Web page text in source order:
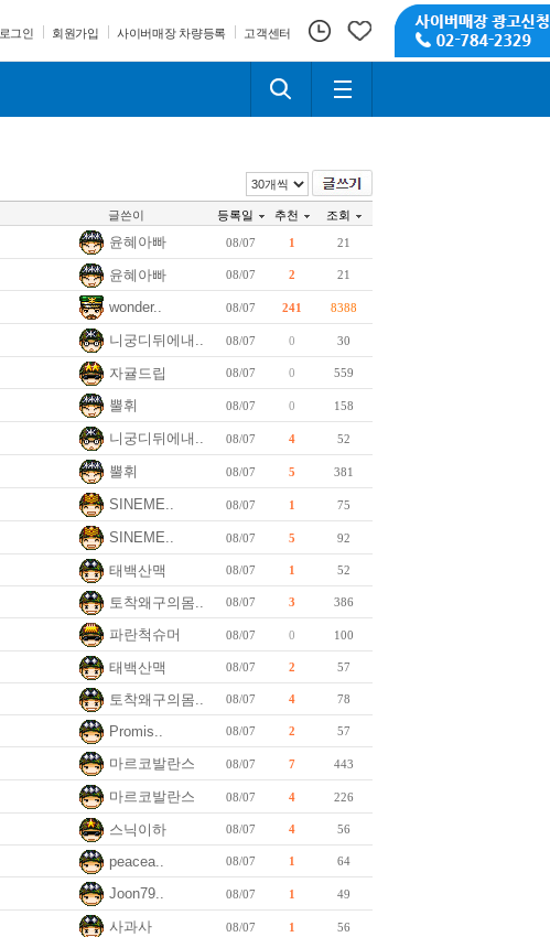
로그인 회원가입 사이버매장 차량등록 고객센터
글쓴이 등록일 추천 조회
윤혜아빠 08/07 1 21
윤혜아빠 08/07 2 21
wonder.. 08/07 241 8388
니궁디뒤에내.. 08/07 0 30
자귤드립 08/07 0 559
뿔휘 08/07 0 158
니궁디뒤에내.. 08/07 4 52
뿔휘 08/07 5 381
SINEME.. 08/07 1 75
SINEME.. 08/07 5 92
태백산맥 08/07 1 52
토착왜구의몸.. 08/07 3 386
파란척슈머 08/07 0 100
태백산맥 08/07 2 57
토착왜구의몸.. 08/07 4 78
Promis.. 08/07 2 57
마르코발란스 08/07 7 443
마르코발란스 08/07 4 226
스닉이하 08/07 4 56
peacea.. 08/07 1 64
Joon79.. 08/07 1 49
사과사 08/07 1 56